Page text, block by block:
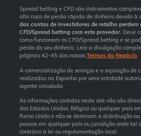
Spread betting e CFD são instrumentos
alto risco de perda rápida de dinheiro devido à
das contas de investidores de retalho
CFD/Spread betting com este provedor. Deve
como funcionam os CFD/Spread betting e se
perda do seu dinheiro. Leia a divulgação
páginas 42-45 dos nossos Termos do Negócio.
A comercialização de serviços e a aquisição de
realizadas na Espanha por uma entidade
agente vinculado.
As informações contidas neste site não são
dos Estados Unidos, Bélgica ou qualquer país
Reino Unido e não se destinam a distribuição
pessoa em qualquer país ou jurisdição onde tal
contrário à lei ou regulamentação local.